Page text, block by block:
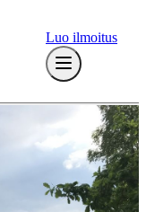
Luo ilmoitus